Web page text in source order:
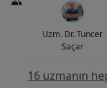
Uzm. Dr. Tuncer
Saçar
16 uzmanın